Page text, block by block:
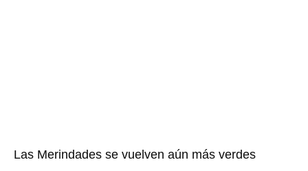
Las Merindades se vuelven aún más verdes